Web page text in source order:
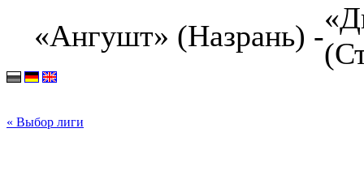
«Ангушт» (Назрань) -
« Выбор лиги